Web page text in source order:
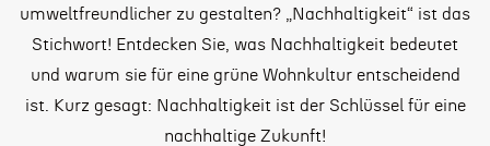
umweltfreundlicher zu gestalten? „Nachhaltigkeit“ ist das
Stichwort! Entdecken Sie, was Nachhaltigkeit bedeutet
und warum sie für eine grüne Wohnkultur entscheidend
ist. Kurz gesagt: Nachhaltigkeit ist der Schlüssel für eine
nachhaltige Zukunft!